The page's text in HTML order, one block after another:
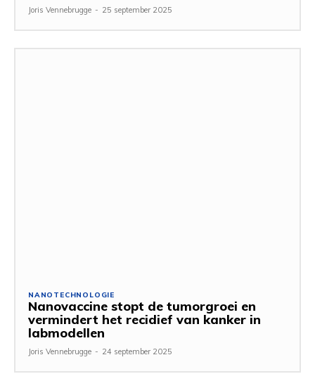
Joris Vennebrugge - 25 september 2025
NANOTECHNOLOGIE
Nanovaccine stopt de tumorgroei en
vermindert het recidief van kanker in
labmodellen
Joris Vennebrugge - 24 september 2025